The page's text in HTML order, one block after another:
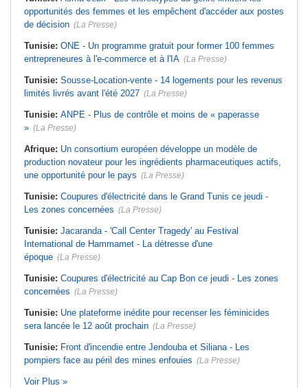
opportunités des femmes et les empêchent d'accéder aux postes
de décision (La Presse)
Tunisie: ONE - Un programme gratuit pour former 100 femmes
entrepreneures à l'e-commerce et à l'IA (La Presse)
Tunisie: Sousse-Location-vente - 14 logements pour les revenus
limités livrés avant l'été 2027 (La Presse)
Tunisie: ANPE - Plus de contrôle et moins de « paperasse
» (La Presse)
Afrique: Un consortium européen développe un modèle de
production novateur pour les ingrédients pharmaceutiques actifs,
une opportunité pour le pays (La Presse)
Tunisie: Coupures d'électricité dans le Grand Tunis ce jeudi -
Les zones concernées (La Presse)
Tunisie: Jacaranda - 'Call Center Tragedy' au Festival
International de Hammamet - La détresse d'une
époque (La Presse)
Tunisie: Coupures d'électricité au Cap Bon ce jeudi - Les zones
concernées (La Presse)
Tunisie: Une plateforme inédite pour recenser les féminicides
sera lancée le 12 août prochain (La Presse)
Tunisie: Front d'incendie entre Jendouba et Siliana - Les
pompiers face au péril des mines enfouies (La Presse)
Voir Plus »